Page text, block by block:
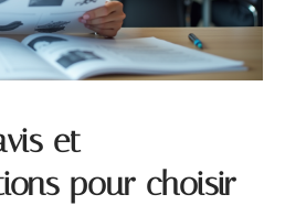
et
pour choisir